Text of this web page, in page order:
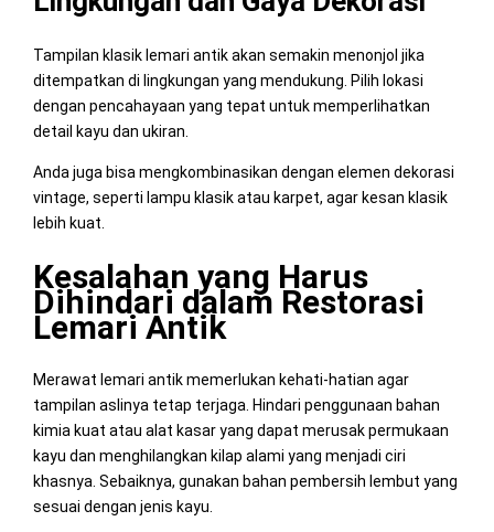
Tampilan klasik lemari antik akan semakin menonjol jika
ditempatkan di lingkungan yang mendukung. Pilih lokasi
dengan pencahayaan yang tepat untuk memperlihatkan
detail kayu dan ukiran.
Anda juga bisa mengkombinasikan dengan elemen dekorasi
vintage, seperti lampu klasik atau karpet, agar kesan klasik
lebih kuat.
Kesalahan yang Harus
Dihindari dalam Restorasi
Lemari Antik
Merawat lemari antik memerlukan kehati-hatian agar
tampilan aslinya tetap terjaga. Hindari penggunaan bahan
kimia kuat atau alat kasar yang dapat merusak permukaan
kayu dan menghilangkan kilap alami yang menjadi ciri
khasnya. Sebaiknya, gunakan bahan pembersih lembut yang
sesuai dengan jenis kayu.